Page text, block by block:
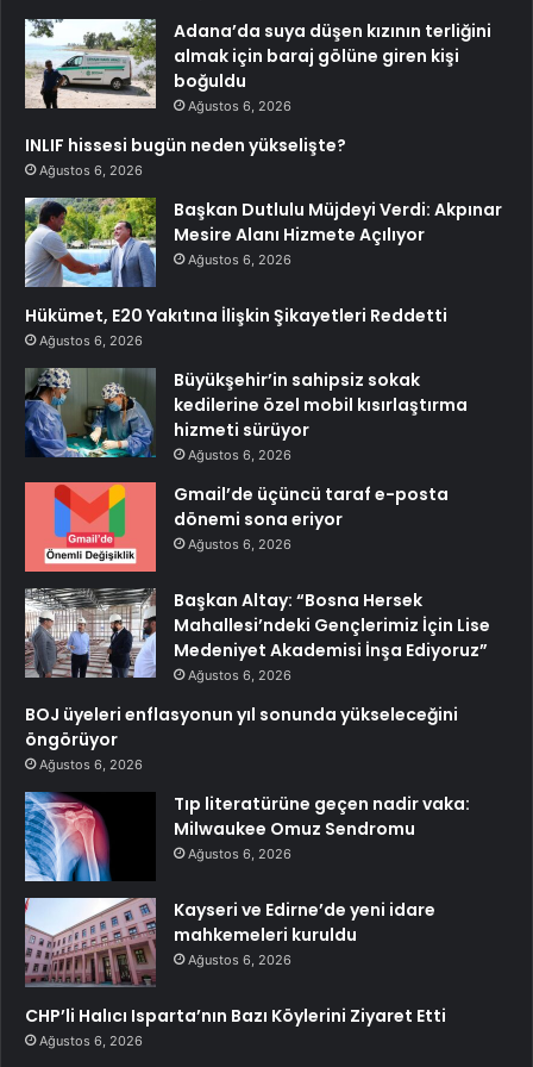
Adana’da suya düşen kızının terliğini
almak için baraj gölüne giren kişi
boğuldu
Ağustos 6, 2026
INLIF hissesi bugün neden yükselişte?
Ağustos 6, 2026
Başkan Dutlulu Müjdeyi Verdi: Akpınar
Mesire Alanı Hizmete Açılıyor
Ağustos 6, 2026
Hükümet, E20 Yakıtına İlişkin Şikayetleri Reddetti
Ağustos 6, 2026
Büyükşehir’in sahipsiz sokak
kedilerine özel mobil kısırlaştırma
hizmeti sürüyor
Ağustos 6, 2026
Gmail’de üçüncü taraf e-posta
dönemi sona eriyor
Ağustos 6, 2026
Başkan Altay: “Bosna Hersek
Mahallesi’ndeki Gençlerimiz İçin Lise
Medeniyet Akademisi İnşa Ediyoruz”
Ağustos 6, 2026
BOJ üyeleri enflasyonun yıl sonunda yükseleceğini
öngörüyor
Ağustos 6, 2026
Tıp literatürüne geçen nadir vaka:
Milwaukee Omuz Sendromu
Ağustos 6, 2026
Kayseri ve Edirne’de yeni idare
mahkemeleri kuruldu
Ağustos 6, 2026
CHP’li Halıcı Isparta’nın Bazı Köylerini Ziyaret Etti
Ağustos 6, 2026